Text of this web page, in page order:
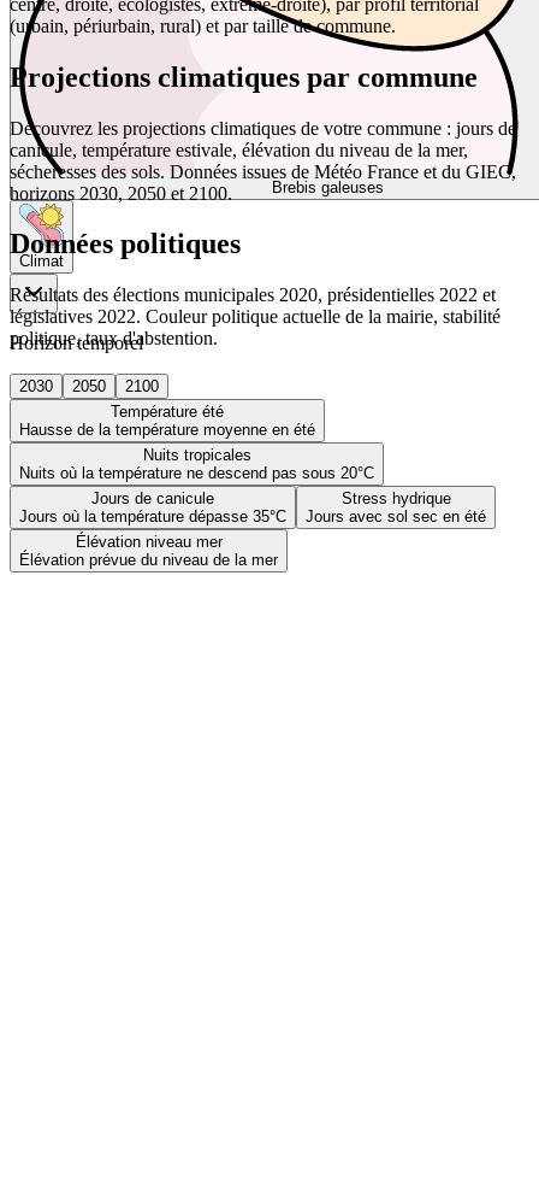
Brebis galeuses
Climat
Horizon temporel
2030 2050
2100
Température été
Hausse de la température moyenne en été
Nuits tropicales
Nuits où la température ne descend pas sous 20°C
Jours de canicule
Jours où la température dépasse 35°C
Stress hydrique
Jours avec sol sec en été
Élévation niveau mer
Élévation prévue du niveau de la mer
(urbain, périurbain, rural) et par taille de commune.
Projections climatiques par commune
Découvrez les projections climatiques de votre commune : jours de
canicule, température estivale, élévation du niveau de la mer,
sécheresses des sols. Données issues de Météo France et du GIEC,
horizons 2030, 2050 et 2100.
Données politiques
Résultats des élections municipales 2020, présidentielles 2022 et
législatives 2022. Couleur politique actuelle de la mairie, stabilité
politique, taux d'abstention.